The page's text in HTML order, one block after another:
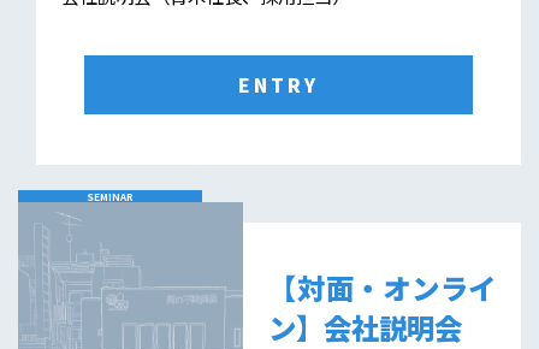
ENTRY
SEMINAR
【対面・オンライ
ン】会社説明会